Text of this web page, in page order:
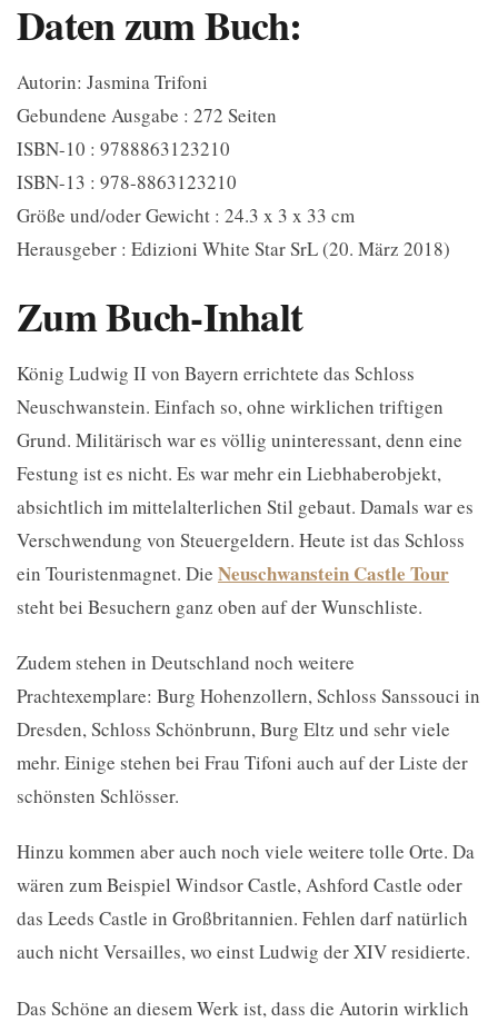
Daten zum Buch:
Autorin: Jasmina Trifoni
Gebundene Ausgabe : 272 Seiten
ISBN-10 : 9788863123210
ISBN-13 : 978-8863123210
Größe und/oder Gewicht : 24.3 x 3 x 33 cm
Herausgeber : Edizioni White Star SrL (20. März 2018)
Zum Buch-Inhalt
König Ludwig II von Bayern errichtete das Schloss
Neuschwanstein. Einfach so, ohne wirklichen triftigen
Grund. Militärisch war es völlig uninteressant, denn eine
Festung ist es nicht. Es war mehr ein Liebhaberobjekt,
absichtlich im mittelalterlichen Stil gebaut. Damals war es
Verschwendung von Steuergeldern. Heute ist das Schloss
ein Touristenmagnet. Die Neuschwanstein Castle Tour
steht bei Besuchern ganz oben auf der Wunschliste.
Zudem stehen in Deutschland noch weitere
Prachtexemplare: Burg Hohenzollern, Schloss Sanssouci in
Dresden, Schloss Schönbrunn, Burg Eltz und sehr viele
mehr. Einige stehen bei Frau Tifoni auch auf der Liste der
schönsten Schlösser.
Hinzu kommen aber auch noch viele weitere tolle Orte. Da
wären zum Beispiel Windsor Castle, Ashford Castle oder
das Leeds Castle in Großbritannien. Fehlen darf natürlich
auch nicht Versailles, wo einst Ludwig der XIV residierte.
Das Schöne an diesem Werk ist, dass die Autorin wirklich